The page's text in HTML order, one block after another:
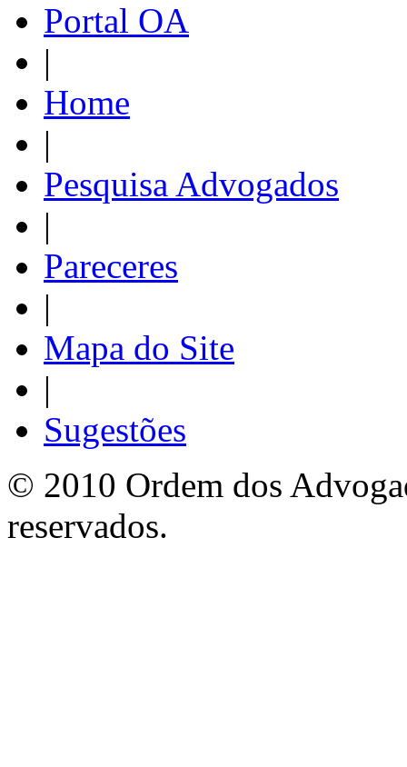
Portal OA
|
Home
|
Pesquisa Advogados
|
Pareceres
|
Mapa do Site
|
Sugestões
© 2010 Ordem dos
reservados.